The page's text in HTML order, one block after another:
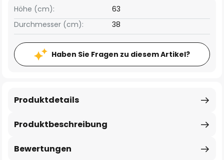
Höhe (cm):
63
Durchmesser (cm):
38
Haben Sie Fragen zu diesem Artikel?
Produktbeschreibung
Produktdetails
Bewertungen